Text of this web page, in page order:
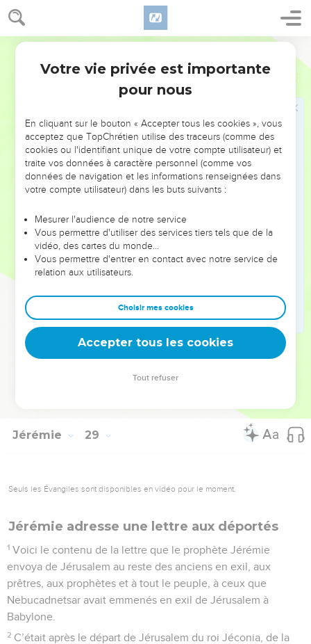
Jérémie 28
la domination exercée par Nebucadnetsar, roi de Babylone,
sur toutes les nations. » Le prophète Jérémie poursuivit alors
son chemin.
La parole de l'Eternel fut adressée à Jérémie après que le
prophète Hanania eut brisé la barre qui se trouvait sur son
« Va annoncer à Hanania : ‘Voici ce que dit l’Eternel : Tu as
brisé des barres en bois ? Pour les remplacer, tu devras faire
des barres en fer.
En effet, voici ce que dit l’Eternel, le maître de l’univers, le
Dieu d'Israël : C’est une domination inflexible que j’ai
Nebucadnetsar, roi de Babylone, et elles seront
effectivement ses esclaves ; je lui ai même donné les
animaux sauvages.’ »
15
« Ecoute donc, Hanania ! L'Eternel ne t'a pas envoyé et tu as
donné un sentiment de confiance trompeur à ce peuple.
C'est pourquoi, voici ce que dit l’Eternel : ‘Je vais te
chasser de cette terre ; tu mourras cette année, car par tes
Jérémie 29
Seuls les Évangiles sont disponibles en vidéo pour le moment.
Jérémie adresse une lettre aux déportés
1 Voici le contenu de la lettre que le prophète Jérémie
envoya de Jérusalem au reste des anciens en exil, aux
prêtres, aux prophètes et à tout le peuple, à ceux que
Nebucadnetsar avait emmenés en exil de Jérusalem à
Babylone.
2 C’était après le départ de Jérusalem du roi Jéconia, de la
Votre vie privée est importante
pour nous
En cliquant sur le bouton « Accepter tous les cookies », vous
acceptez que TopChrétien utilise des traceurs (comme des
cookies ou l'identifiant unique de votre compte utilisateur) et
traite vos données à caractère personnel (comme vos
données de navigation et les informations renseignées dans
votre compte utilisateur) dans les buts suivants :
Mesurer l'audience de notre service
Vous permettre d'utiliser des services tiers tels que de la
vidéo, des cartes du monde…
Vous permettre d'entrer en contact avec notre service de
relation aux utilisateurs.
Choisir mes cookies
Accepter tous les cookies
Tout refuser